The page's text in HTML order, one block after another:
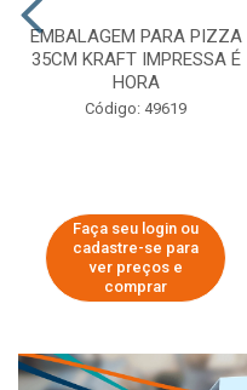
EMBALAGEM PARA PIZZA
35CM KRAFT IMPRESSA É
HORA
Código: 49619
Faça seu login ou
cadastre-se para
ver preços e
comprar